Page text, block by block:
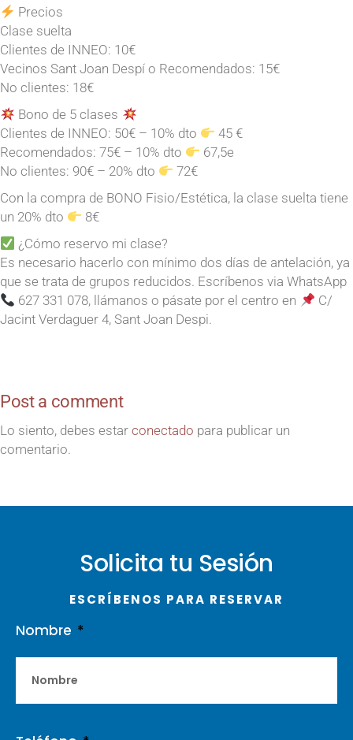
Precios
Clase suelta
Clientes de INNEO: 10€
Vecinos Sant Joan Despí o Recomendados: 15€
No clientes: 18€
Bono de 5 clases
Clientes de INNEO: 50€ – 10% dto
45 €​
Recomendados: 75€ – 10% dto
67,5e
No clientes: 90€ – 20% dto
72€
Con la compra de BONO Fisio/Estética​, la clase suelta tiene
un 20% dto
8€
¿Cómo reservo mi clase?
Es necesario hacerlo con mínimo dos días de antelación, ya
que se trata de grupos reducidos. Escríbenos via WhatsApp
627 331 078, llámanos o pásate por el centro en
C/
Jacint Verdaguer 4, Sant Joan Despi.
Post a comment
Lo siento, debes estar conectado para publicar un
comentario.
Solicita tu Sesión
ESCRÍBENOS PARA RESERVAR
Nombre